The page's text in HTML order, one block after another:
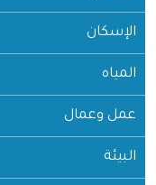
الإسكان
المياه
عمل وعمال
البيئة